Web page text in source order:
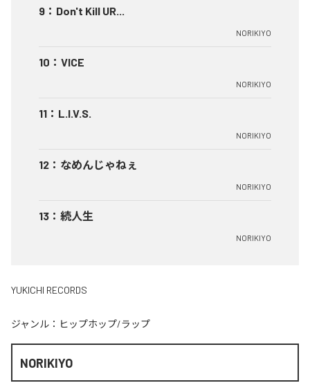
9 ： Don't Kill UR...
NORIKIYO
10 ： VICE
NORIKIYO
11 ： L.I.V.S.
NORIKIYO
12 ： なめんじゃねぇ
NORIKIYO
13 ： 続人生
NORIKIYO
YUKICHI RECORDS
ジャンル： ヒップホップ/ラップ
NORIKIYO